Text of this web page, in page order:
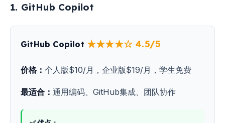
1. GitHub Copilot
GitHub Copilot ★★★★☆ 4.5/5
价格： 个人版$10/月，企业版$19/月，学生免费
最适合： 通用编码、GitHub集成、团队协作